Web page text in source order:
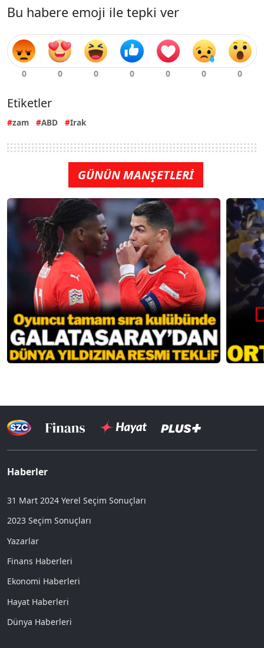
Bu habere emoji ile tepki ver
Etiketler
zam ABD Irak
GÜNÜN MANŞETLERİ
Haberler
31 Mart 2024 Yerel Seçim Sonuçları
2023 Seçim Sonuçları
Yazarlar
Finans Haberleri
Ekonomi Haberleri
Hayat Haberleri
Dünya Haberleri